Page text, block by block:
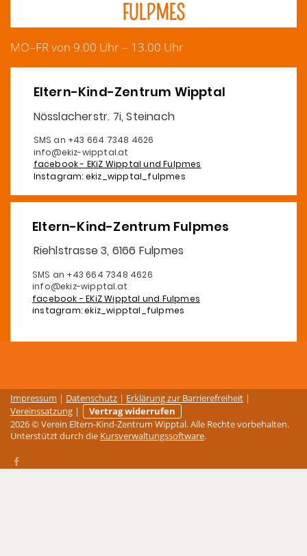
FULPMES
MO–FR von 9.00 Uhr – 13.00 Uhr
Eltern-Kind-Zentrum Wipptal
Nösslacherstr. 7i, Steinach
SMS an +43 664 7348 4626
info@ekiz-wipptal.at
facebook - EKiZ Wipptal und Fulpmes
Instagram: ekiz_wipptal_fulpmes
Eltern-Kind-Zentrum Fulpmes
Riehlstrasse 3, 6166 Fulpmes
SMS an +43 664 7348 4626
info@ekiz-wipptal.at
facebook - EKiZ Wipptal und Fulpmes
instagram: ekiz_wipptal_fulpmes
Impressum | Datenschutz | Erklärung zur Barrierefreiheit |
Vereinssatzung |
Vertrag widerrufen
2026 © Verein Eltern-Kind-Zentrum Wipptal. Alle Rechte vorbehalten.
Unterstützt durch die Kursverwaltungssoftware.